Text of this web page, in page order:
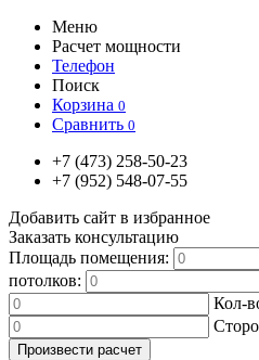
Меню
Расчет мощности
Телефон
Поиск
Корзина 0
Сравнить 0
+7 (473) 258-50-23
+7 (952) 548-07-55
Добавить сайт в избранное
Заказать консультацию
Площадь помещения:
потолков:
Кол-